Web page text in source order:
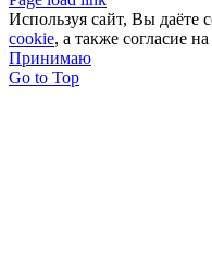
Используя сайт, Вы даёте
cookie, а также согласие на
Принимаю
Go to Top